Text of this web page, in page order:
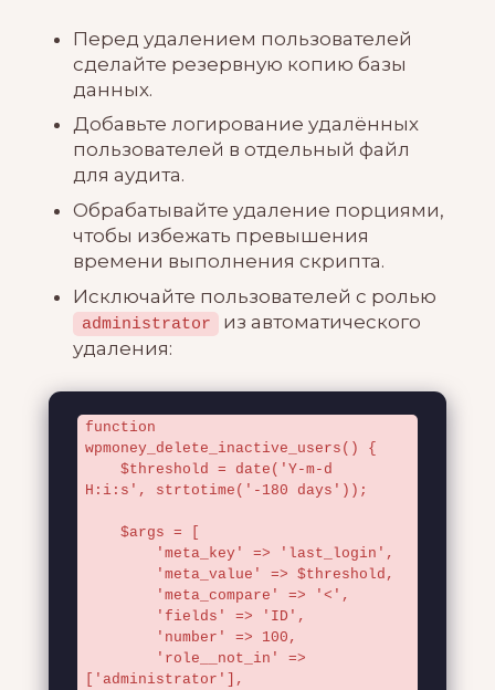
Перед удалением пользователей
сделайте резервную копию базы
данных.
Добавьте логирование удалённых
пользователей в отдельный файл
для аудита.
Обрабатывайте удаление порциями,
чтобы избежать превышения
времени выполнения скрипта.
Исключайте пользователей с ролью
administrator
из автоматического
удаления:
function
wpmoney_delete_inactive_users() {
H:i:s', strtotime('-180 days'));
['administrator'],